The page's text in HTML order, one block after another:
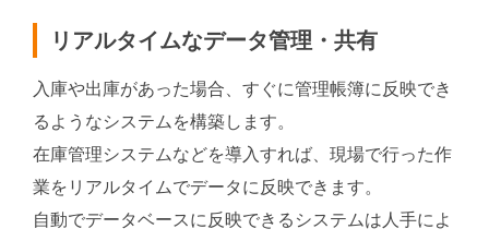
リアルタイムなデータ管理・共有
入庫や出庫があった場合、すぐに管理帳簿に反映でき
るようなシステムを構築します。
在庫管理システムなどを導入すれば、現場で行った作
業をリアルタイムでデータに反映できます。
自動でデータベースに反映できるシステムは人手によ